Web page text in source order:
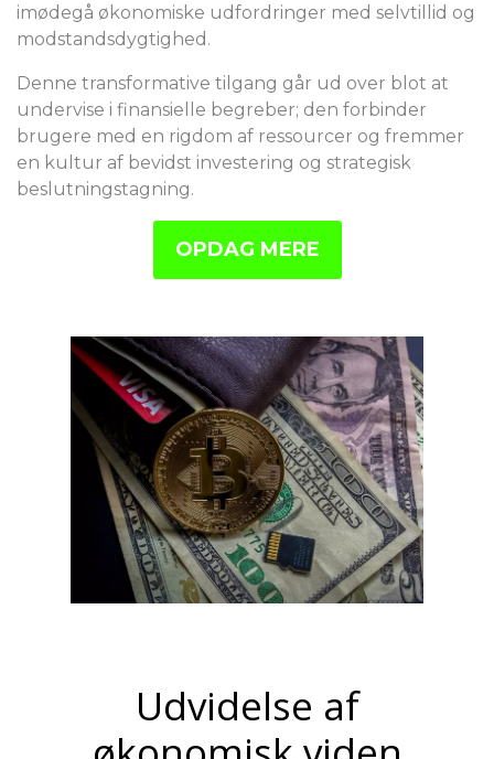
imødegå økonomiske udfordringer med selvtillid og
modstandsdygtighed.
Denne transformative tilgang går ud over blot at
undervise i finansielle begreber; den forbinder
brugere med en rigdom af ressourcer og fremmer
en kultur af bevidst investering og strategisk
beslutningstagning.
OPDAG MERE
Udvidelse af